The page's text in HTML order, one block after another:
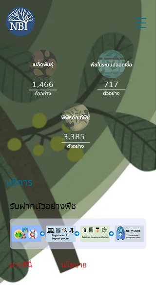
1,466 717
3,385
บริการ
รับฝากตัวอย่างพืช
ฝากที่นี่ นโยบาย